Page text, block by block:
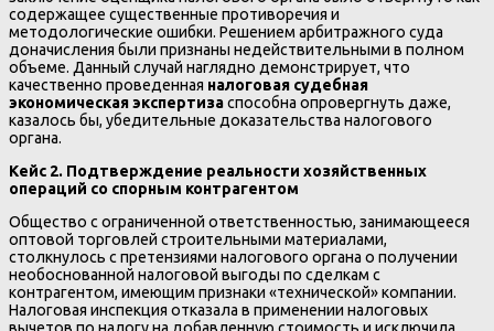
содержащее существенные противоречия и
методологические ошибки. Решением арбитражного суда
доначисления были признаны недействительными в полном
объеме. Данный случай наглядно демонстрирует, что
качественно проведенная налоговая судебная
экономическая экспертизаспособна опровергнуть даже,
казалось бы, убедительные доказательства налогового
органа.
Кейс 2. Подтверждение реальности хозяйственных
операций со спорным контрагентом
Общество с ограниченной ответственностью, занимающееся
оптовой торговлей строительными материалами,
столкнулось с претензиями налогового органа о получении
необоснованной налоговой выгоды по сделкам с
контрагентом, имеющим признаки «технической» компании.
Налоговая инспекция отказала в применении налоговых
вычетов по налогу на добавленную стоимость и исключила